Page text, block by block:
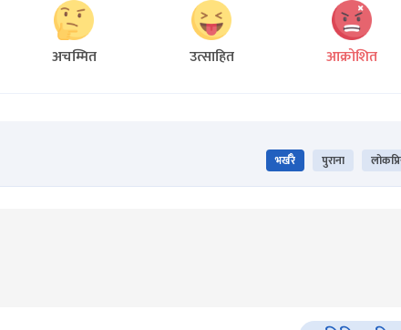
अचम्मित उत्साहित आक्रोशित
भर्खरै पुराना